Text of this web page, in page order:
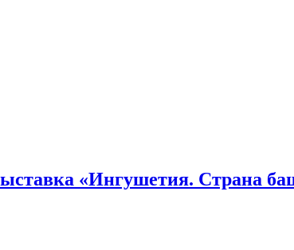
«Ингушетия. Страна